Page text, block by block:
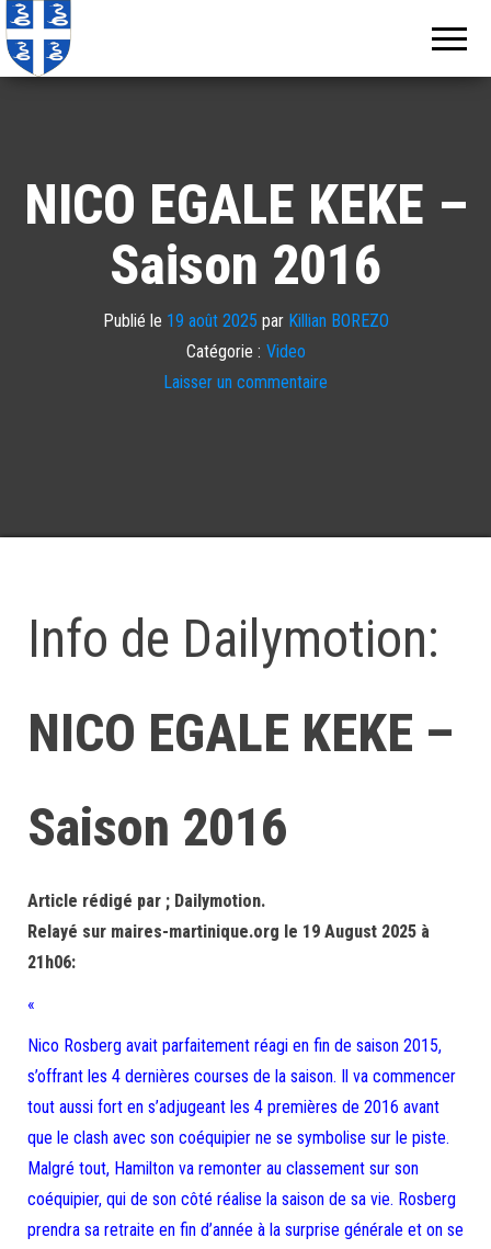
NICO EGALE KEKE –
Saison 2016
Publié le 19 août 2025 par Killian BOREZO
Catégorie : Video
Laisser un commentaire
Info de Dailymotion:
NICO EGALE KEKE –
Saison 2016
Article rédigé par ; Dailymotion.
Relayé sur maires-martinique.org le 19 August 2025 à
21h06:
«
Nico Rosberg avait parfaitement réagi en fin de saison 2015,
s’offrant les 4 dernières courses de la saison. Il va commencer
tout aussi fort en s’adjugeant les 4 premières de 2016 avant
que le clash avec son coéquipier ne se symbolise sur le piste.
Malgré tout, Hamilton va remonter au classement sur son
coéquipier, qui de son côté réalise la saison de sa vie. Rosberg
prendra sa retraite en fin d’année à la surprise générale et on se